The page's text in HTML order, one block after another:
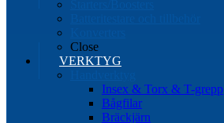
Close
VERKTYG
Insex & Torx & T-grepp
Bågfilar
Bräckjärn